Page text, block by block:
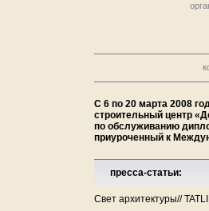
С 6 по 20 марта 2008
строительный центр
по обслуживанию
приуроченный к
пресса-статьи:
Свет архитектуры//